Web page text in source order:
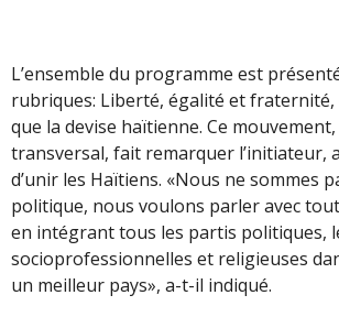
L’ensemble du programme est
rubriques: Liberté, égalité et fraternité,
que la devise haïtienne. Ce
transversal, fait remarquer l’initiateur,
d’unir les Haïtiens. «Nous ne sommes
politique, nous voulons parler avec
en intégrant tous les partis politiques,
socioprofessionnelles et religieuses
un meilleur pays», a-t-il indiqué.